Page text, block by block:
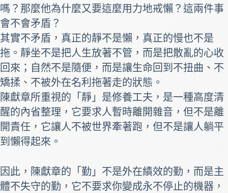
嗎？那麼他為什麼又要這麼用力地戒懶？這兩件事
會不會矛盾？
其實不矛盾，真正的靜不是懶，真正的慢也不是
拖。靜坐不是把人生放著不管，而是把散亂的心收
回來；自然不是隨便，而是讓生命回到不扭曲、不
矯揉、不被外在名利拖著走的狀態。
陳獻章所重視的「靜」是修養工夫，是一種高度清
醒的內省整理，它要求人暫時離開雜音，但不是離
開責任，它讓人不被世界牽著跑，但不是讓人躺平
到懶得起來。
因此，陳獻章的「勤」不是外在績效的勤，而是主
體不失守的勤，它不要求你變成永不停止的機器，